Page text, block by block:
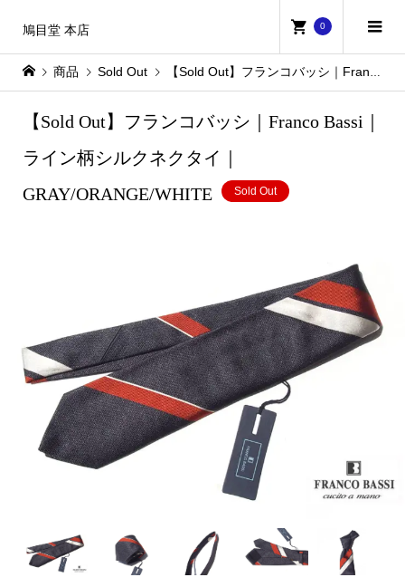
鳩目堂 本店 0
商品 Sold Out 【Sold Out】フランコバッシ｜Franco Bassi｜ライン柄シルクネクタイ｜GRAY/ORANGE/WHITE
【Sold Out】フランコバッシ｜Franco Bassi｜
ライン柄シルクネクタイ｜
GRAY/ORANGE/WHITE
Sold Out